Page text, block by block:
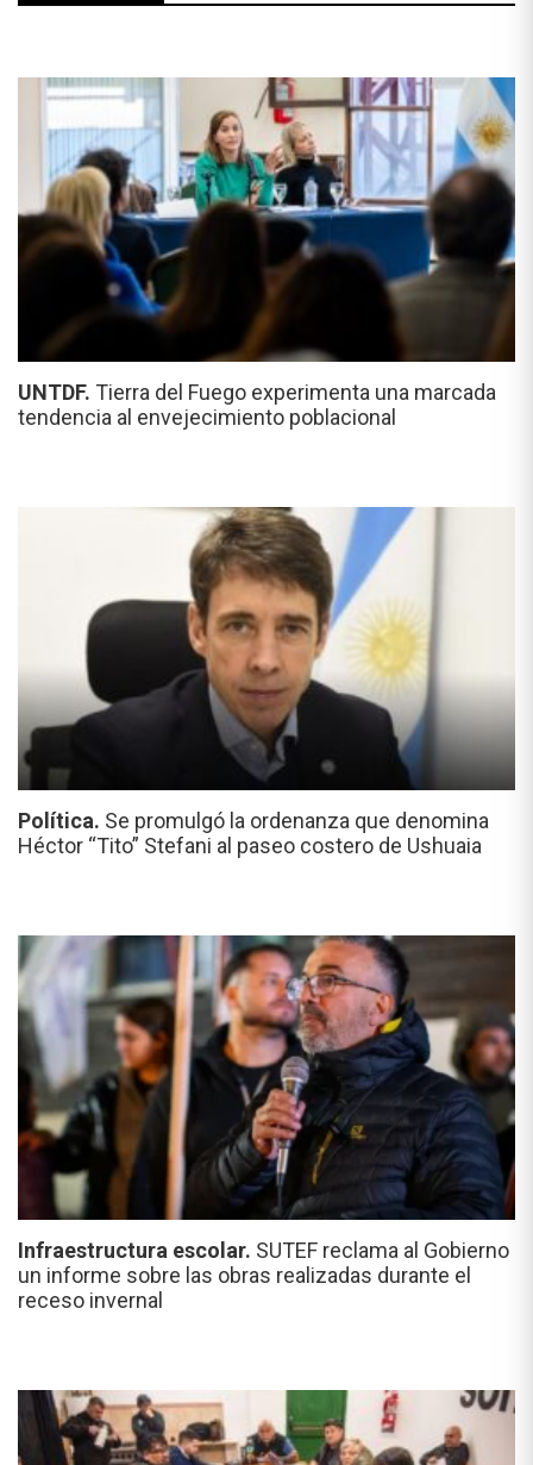
UNTDF. Tierra del Fuego experimenta una marcada
tendencia al envejecimiento poblacional
Política. Se promulgó la ordenanza que denomina
Héctor “Tito” Stefani al paseo costero de Ushuaia
Infraestructura escolar. SUTEF reclama al Gobierno
un informe sobre las obras realizadas durante el
receso invernal